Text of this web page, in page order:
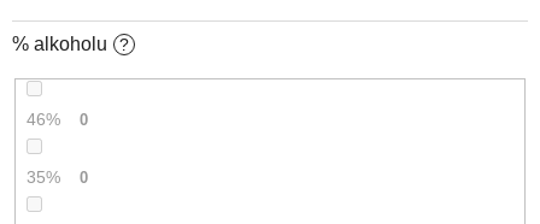
% alkoholu ?
46% 0
35% 0